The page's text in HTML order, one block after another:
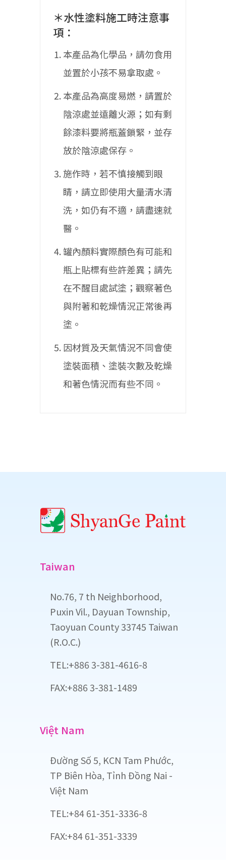
＊水性塗料施工時注意事
項：
本產品為化學品，請勿食用
並置於小孩不易拿取處。
本產品為高度易燃，請置於
陰涼處並遠離火源；如有剩
餘漆料要將瓶蓋鎖緊，並存
放於陰涼處保存。
施作時，若不慎接觸到眼
睛，請立即使用大量清水清
洗，如仍有不適，請盡速就
醫。
罐內顏料實際顏色有可能和
瓶上貼標有些許差異；請先
在不醒目處試塗；觀察著色
與附著和乾燥情況正常後再
塗。
因材質及天氣情況不同會使
塗裝面積、塗裝次數及乾燥
和著色情況而有些不同。
Taiwan
No.76, 7 th Neighborhood,
Puxin Vil., Dayuan Township,
Taoyuan County 33745 Taiwan
(R.O.C.)
TEL:+886 3-381-4616-8
FAX:+886 3-381-1489
Việt Nam
Đường Số 5, KCN Tam Phước,
TP Biên Hòa, Tỉnh Đồng Nai -
Việt Nam
TEL:+84 61-351-3336-8
FAX:+84 61-351-3339